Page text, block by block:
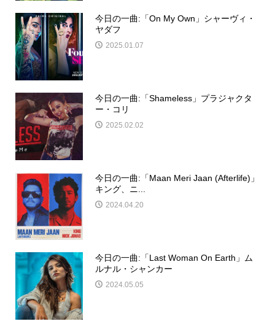
今日の一曲:「On My Own」シャーヴィ・
ヤダフ
2025.01.07
今日の一曲:「Shameless」プラジャクタ
ー・コリ
2025.02.02
今日の一曲:「Maan Meri Jaan (Afterlife)」
キング、ニ...
2024.04.20
今日の一曲:「Last Woman On Earth」ム
ルナル・シャンカー
2024.05.05